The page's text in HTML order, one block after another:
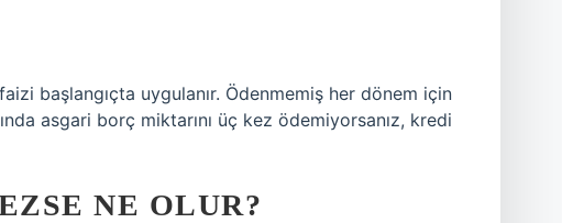
başlangıçta uygulanır. Ödenmemiş her dönem için
asgari borç miktarını üç kez ödemiyorsanız, kredi
NE OLUR?